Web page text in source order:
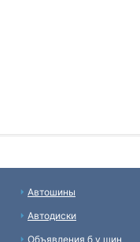
Автошины
Автодиски
Объявления б у шин